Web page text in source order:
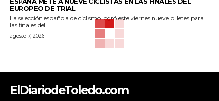
ESPAÑA METE A NUEVE CICLISTAS EN LAS FINALES DEL
EUROPEO DE TRIAL
La selección española de ciclismo logró este viernes nueve billetes para
las finales del...
agosto 7, 2026
ElDiariodeToledo.com